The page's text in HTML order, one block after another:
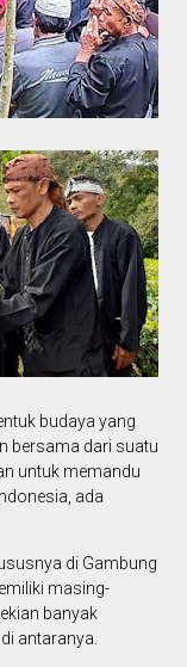
budaya yang
bersama dari suatu
untuk memandu
ada
di Gambung
masing-
banyak
antaranya.